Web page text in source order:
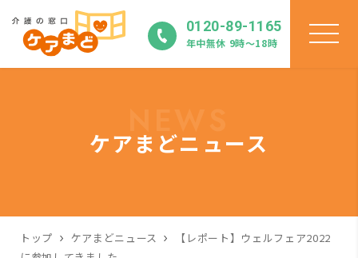
0120-89-1165
年中無休 9時〜18時
ケアまどニュース
トップ ケアまどニュース
【レポート】ウェルフェア2022